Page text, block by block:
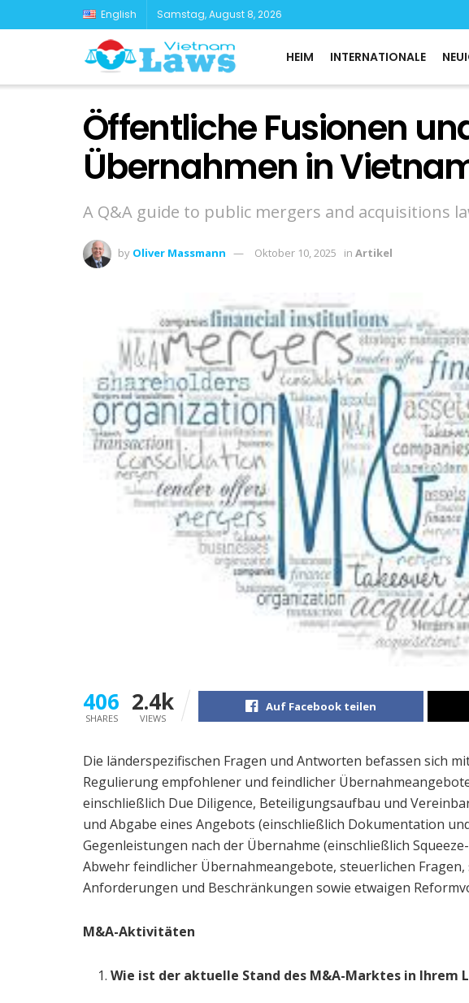
English Samstag, August 8, 2026
HEIM INTERNATIONALE
Öffentliche Fusionen
Übernahmen in
A Q&A guide to public mergers and acquisitions
by Oliver Massmann Oktober 10, 2025 in Artikel
406
SHARES
2.4k
VIEWS
Auf Facebook teilen
Die länderspezifischen Fragen und Antworten befassen sich
Regulierung empfohlener und feindlicher
einschließlich Due Diligence, Beteiligungsaufbau und
und Abgabe eines Angebots (einschließlich Dokumentation
Gegenleistungen nach der Übernahme (einschließlich
Abwehr feindlicher Übernahmeangebote, steuerlichen
Anforderungen und Beschränkungen sowie etwaigen
M&A-Aktivitäten
Wie ist der aktuelle Stand des M&A-Marktes in Ihrem